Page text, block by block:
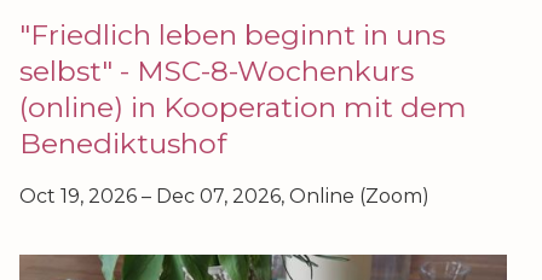
"Friedlich leben beginnt in uns
selbst" - MSC-8-Wochenkurs
(online) in Kooperation mit dem
Benediktushof
Oct 19, 2026 – Dec 07, 2026, Online (Zoom)